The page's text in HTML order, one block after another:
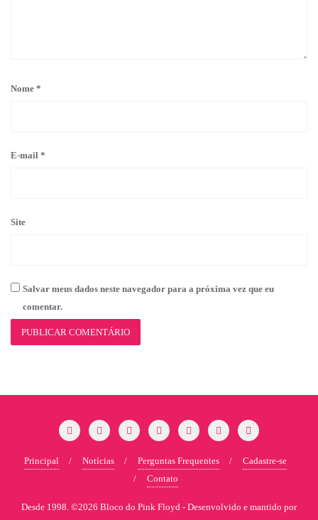
Nome *
E-mail *
Site
Salvar meus dados neste navegador para a próxima vez que eu
comentar.
Principal Notícias Perguntas Frequentes
Cadastre-se
Contato
Desde 1998. ©2026 Bloco do Pink Floyd - Desenvolvido e mantido por